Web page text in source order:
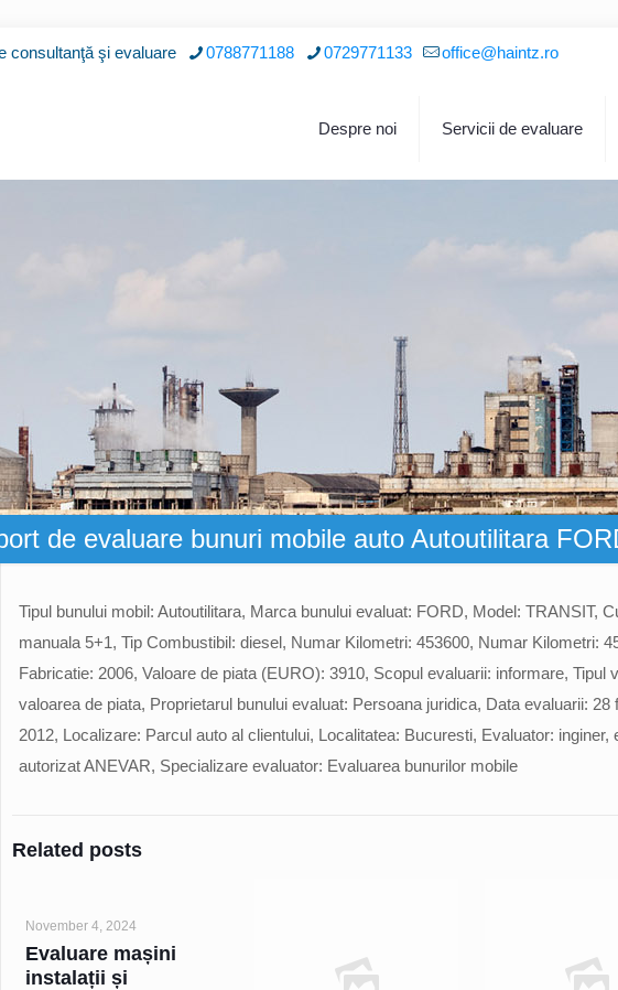
consultanţă şi evaluare 0788771188 0729771133 office@haintz.ro
Despre noi Servicii de evaluare
de evaluare bunuri mobile auto Autoutilitara
Tipul bunului mobil: Autoutilitara, Marca bunului evaluat: FORD, Model: TRANSIT,
manuala 5+1, Tip Combustibil: diesel, Numar Kilometri: 453600, Numar Kilometri:
Fabricatie: 2006, Valoare de piata (EURO): 3910, Scopul evaluarii: informare, Tipul
valoarea de piata, Proprietarul bunului evaluat: Persoana juridica, Data evaluarii: 28
2012, Localizare: Parcul auto al clientului, Localitatea: Bucuresti, Evaluator: inginer,
autorizat ANEVAR, Specializare evaluator: Evaluarea bunurilor mobile
Related posts
November 4, 2024
Evaluare mașini
instalații și